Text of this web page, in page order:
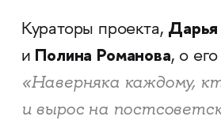
Кураторы проекта, Дарья
и Полина Романова, о
«Наверняка каждому,
и вырос на